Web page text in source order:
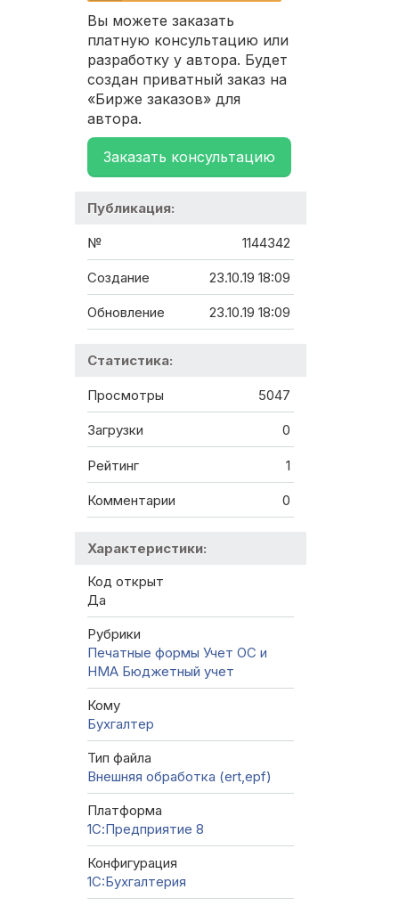
Вы можете заказать
платную консультацию или
разработку у автора. Будет
создан приватный заказ на
«Бирже заказов» для
автора.
Заказать консультацию
Публикация:
№ 1144342
Создание 23.10.19 18:09
Обновление 23.10.19 18:09
Статистика:
Просмотры 5047
Загрузки 0
Рейтинг 1
Комментарии 0
Характеристики:
Код открыт
Да
Рубрики
Печатные формы Учет ОС и
НМА Бюджетный учет
Кому
Бухгалтер
Тип файла
Внешняя обработка (ert,epf)
Платформа
1С:Предприятие 8
Конфигурация
1C:Бухгалтерия